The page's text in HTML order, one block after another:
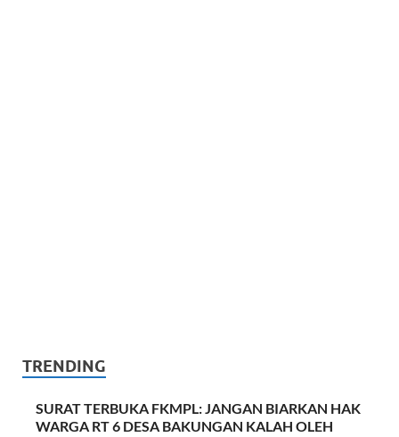
TRENDING
SURAT TERBUKA FKMPL: JANGAN BIARKAN HAK
WARGA RT 6 DESA BAKUNGAN KALAH OLEH